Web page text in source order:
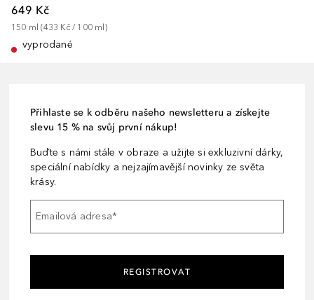
649 Kč
150 ml (433 Kč / 100 ml)
vyprodané
Přihlaste se k odběru našeho newsletteru a získejte
slevu 15 % na svůj první nákup!
Buďte s námi stále v obraze a užijte si exkluzivní dárky,
speciální nabídky a nejzajímavější novinky ze světa
krásy.
Emailová adresa*
REGISTROVAT